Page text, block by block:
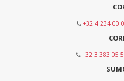
+32 4 234 00
+32 3 383 05